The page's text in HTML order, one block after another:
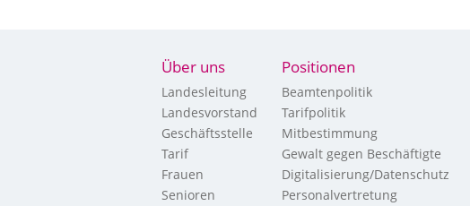
Über uns
Landesleitung
Landesvorstand
Geschäftsstelle
Tarif
Frauen
Senioren
Positionen
Beamtenpolitik
Tarifpolitik
Mitbestimmung
Gewalt gegen Beschäftigte
Digitalisierung/Datenschutz
Personalvertretung